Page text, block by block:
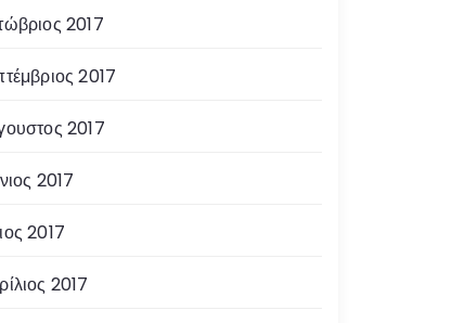
2017
2017
2017
2017
2017
2017